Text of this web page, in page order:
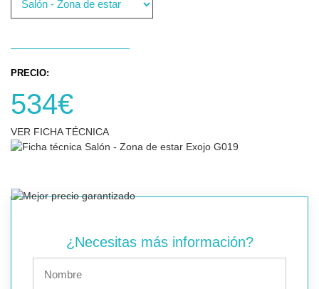
PRECIO:
534€
VER FICHA TÉCNICA
¿Necesitas más información?